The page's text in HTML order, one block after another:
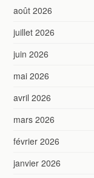
août 2026
juillet 2026
juin 2026
mai 2026
avril 2026
mars 2026
février 2026
janvier 2026